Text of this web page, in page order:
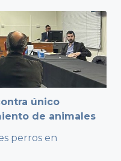
único
de animales
perros en